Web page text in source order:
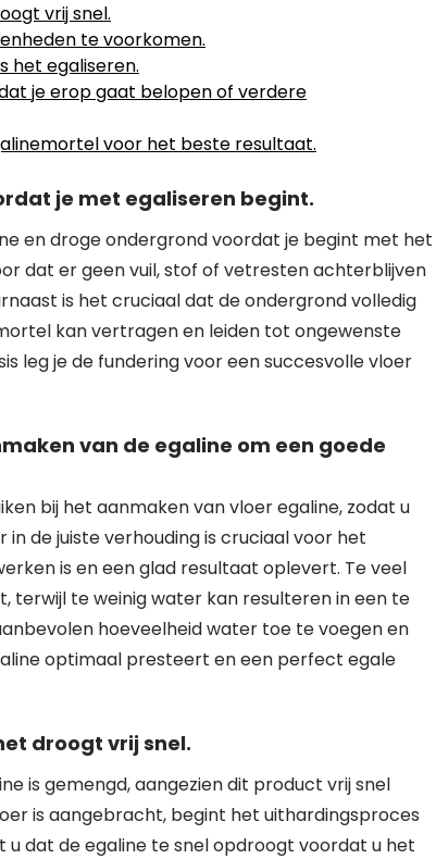
vrij snel.
te voorkomen.
het egaliseren.
je erop gaat belopen of verdere
voor het beste resultaat.
je met egaliseren begint.
en droge ondergrond voordat je begint met het
dat er geen vuil, stof of vetresten achterblijven
is het cruciaal dat de ondergrond volledig
kan vertragen en leiden tot ongewenste
leg je de fundering voor een succesvolle vloer
van de egaline om een goede
bij het aanmaken van vloer egaline, zodat u
de juiste verhouding is cruciaal voor het
is en een glad resultaat oplevert. Te veel
terwijl te weinig water kan resulteren in een te
hoeveelheid water toe te voegen en
optimaal presteert en een perfect egale
droogt vrij snel.
is gemengd, aangezien dit product vrij snel
is aangebracht, begint het uithardingsproces
dat de egaline te snel opdroogt voordat u het